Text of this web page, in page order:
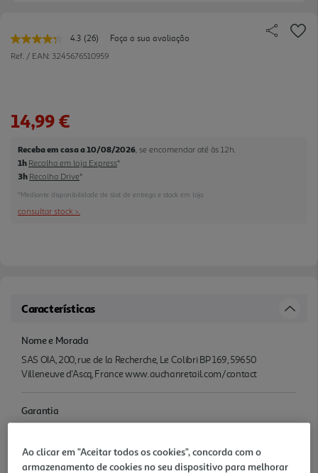
4.3 Leu
26
(26)
Faça a sua avaliação
Ref. / EAN: 3245676510959
14,99 €
Receba em casa a 10/08/2026, se encomendar até às 12h.
1h Recolha em loja Express*
3h Recolha Drive*
*Mediante disponibilidade de slot de entrega e stock em loja.
consultar stock >.
Características
Nome e Morada
SAS OIA, 200, rue de la Recherche, Le Colibri BP 169, 59650
Villeneuve d'Ascq, France www.auchanretail.com/contact
Garantia
Avaliações
Ao clicar em "Aceitar todos os cookies", concorda com o
armazenamento de cookies no seu dispositivo para melhorar